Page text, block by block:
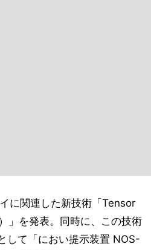
に関連した新技術「Tensor
」を発表。同時に、この技術
して「におい提示装置 NOS-